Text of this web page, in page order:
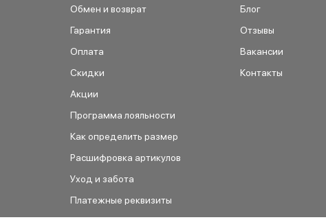
Обмен и возврат
Гарантия
Оплата
Скидки
Акции
Программа лояльности
Как определить размер
Расшифровка артикулов
Уход и забота
Платежные реквизиты
Блог
Отзывы
Вакансии
Контакты